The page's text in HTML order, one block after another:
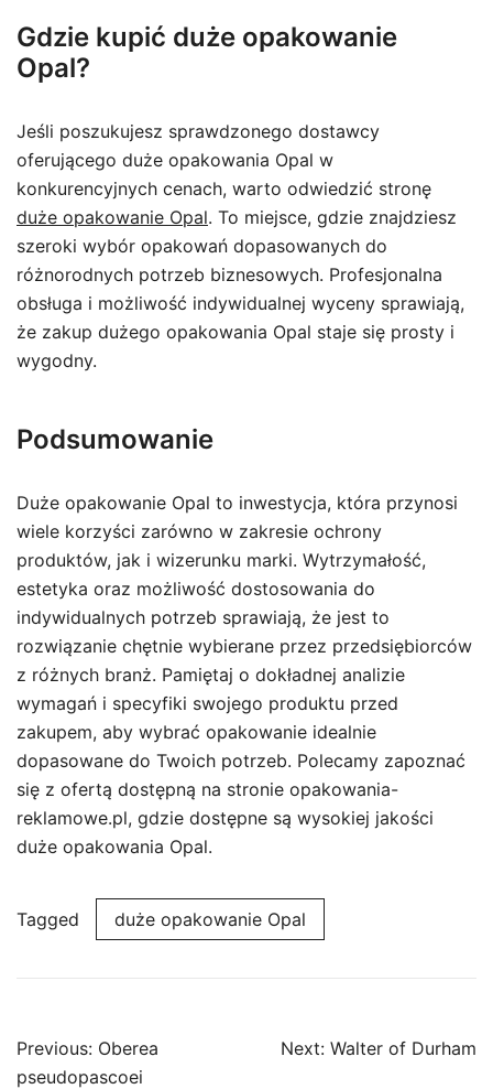
Gdzie kupić duże opakowanie
Opal?
Jeśli poszukujesz sprawdzonego dostawcy
oferującego duże opakowania Opal w
konkurencyjnych cenach, warto odwiedzić stronę
duże opakowanie Opal. To miejsce, gdzie znajdziesz
szeroki wybór opakowań dopasowanych do
różnorodnych potrzeb biznesowych. Profesjonalna
obsługa i możliwość indywidualnej wyceny sprawiają,
że zakup dużego opakowania Opal staje się prosty i
wygodny.
Podsumowanie
Duże opakowanie Opal to inwestycja, która przynosi
wiele korzyści zarówno w zakresie ochrony
produktów, jak i wizerunku marki. Wytrzymałość,
estetyka oraz możliwość dostosowania do
indywidualnych potrzeb sprawiają, że jest to
rozwiązanie chętnie wybierane przez przedsiębiorców
z różnych branż. Pamiętaj o dokładnej analizie
wymagań i specyfiki swojego produktu przed
zakupem, aby wybrać opakowanie idealnie
dopasowane do Twoich potrzeb. Polecamy zapoznać
się z ofertą dostępną na stronie opakowania-
reklamowe.pl, gdzie dostępne są wysokiej jakości
duże opakowania Opal.
Tagged duże opakowanie Opal
Post
navigation
Previous: Oberea
pseudopascoei
Next: Walter of Durham